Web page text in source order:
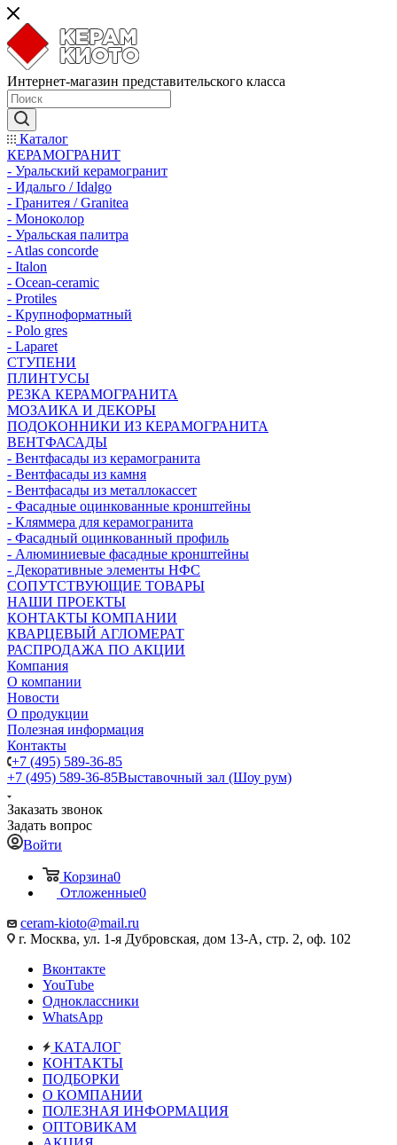
Интернет-магазин представительского класса
Каталог
КЕРАМОГРАНИТ
- Уральский керамогранит
- Идальго / Idalgo
- Гранитея / Granitea
- Моноколор
- Уральская палитра
- Atlas concorde
- Italon
- Ocean-ceramic
- Protiles
- Крупноформатный
- Polo gres
- Laparet
СТУПЕНИ
ПЛИНТУСЫ
РЕЗКА КЕРАМОГРАНИТА
МОЗАИКА И ДЕКОРЫ
ПОДОКОННИКИ ИЗ КЕРАМОГРАНИТА
ВЕНТФАСАДЫ
- Вентфасады из керамогранита
- Вентфасады из камня
- Вентфасады из металлокассет
- Фасадные оцинкованные кронштейны
- Кляммера для керамогранита
- Фасадный оцинкованный профиль
- Алюминиевые фасадные кронштейны
- Декоративные элементы НФС
СОПУТСТВУЮЩИЕ ТОВАРЫ
НАШИ ПРОЕКТЫ
КОНТАКТЫ КОМПАНИИ
КВАРЦЕВЫЙ АГЛОМЕРАТ
РАСПРОДАЖА ПО АКЦИИ
Компания
О компании
Новости
О продукции
Полезная информация
Контакты
+7 (495) 589-36-85
+7 (495) 589-36-85Выставочный зал (Шоу рум)
Заказать звонок
Задать вопрос
Войти
Корзина0
Отложенные0
ceram-kioto@mail.ru
г. Москва, ул. 1-я Дубровская, дом 13-А, стр. 2, оф. 102
Вконтакте
YouTube
Одноклассники
WhatsApp
КАТАЛОГ
КОНТАКТЫ
ПОДБОРКИ
О КОМПАНИИ
ПОЛЕЗНАЯ ИНФОРМАЦИЯ
ОПТОВИКАМ